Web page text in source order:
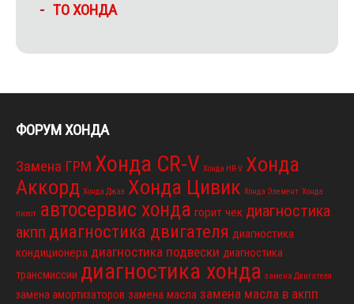
ТО ХОНДА
ФОРУМ ХОНДА
Замена ГРМ Хонда CR-V Хонда HR-V Хонда
Аккорд Хонда Джаз Хонда Цивик Хонда Элемент Хонда
пилот автосервис хонда горит чек диагностика
акпп диагностика двигателя диагностика
кондиционера диагностика подвески диагностика
трансмиссии диагностика хонда замена Двигателя
замена амортизаторов замена масла замена масла в акпп